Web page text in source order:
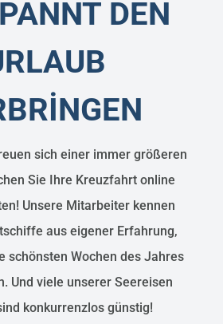
DEN
sich einer immer größeren
Sie Ihre Kreuzfahrt online
Unsere Mitarbeiter kennen
aus eigener Erfahrung,
schönsten Wochen des Jahres
Und viele unserer Seereisen
konkurrenzlos günstig!